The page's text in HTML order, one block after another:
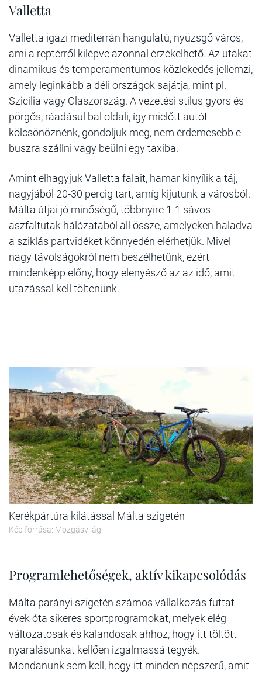
Valletta
Valletta igazi mediterrán hangulatú, nyüzsgő város,
ami a reptérről kilépve azonnal érzékelhető. Az utakat
dinamikus és temperamentumos közlekedés jellemzi,
amely leginkább a déli országok sajátja, mint pl.
Szicília vagy Olaszország. A vezetési stílus gyors és
pörgős, ráadásul bal oldali, így mielőtt autót
kölcsönöznénk, gondoljuk meg, nem érdemesebb e
buszra szállni vagy beülni egy taxiba.
Amint elhagyjuk Valletta falait, hamar kinyílik a táj,
nagyjából 20-30 percig tart, amíg kijutunk a városból.
Málta útjai jó minőségű, többnyire 1-1 sávos
aszfaltutak hálózatából áll össze, amelyeken haladva
a sziklás partvidéket könnyedén elérhetjük. Mivel
nagy távolságokról nem beszélhetünk, ezért
mindenképp előny, hogy elenyésző az az idő, amit
utazással kell töltenünk.
Kerékpártúra kilátással Málta szigetén
Kép forrása: Mozgásvilág
Programlehetőségek, aktív kikapcsolódás
Málta parányi szigetén számos vállalkozás futtat
évek óta sikeres sportprogramokat, melyek elég
változatosak és kalandosak ahhoz, hogy itt töltött
nyaralásunkat kellően izgalmassá tegyék.
Mondanunk sem kell, hogy itt minden népszerű, amit